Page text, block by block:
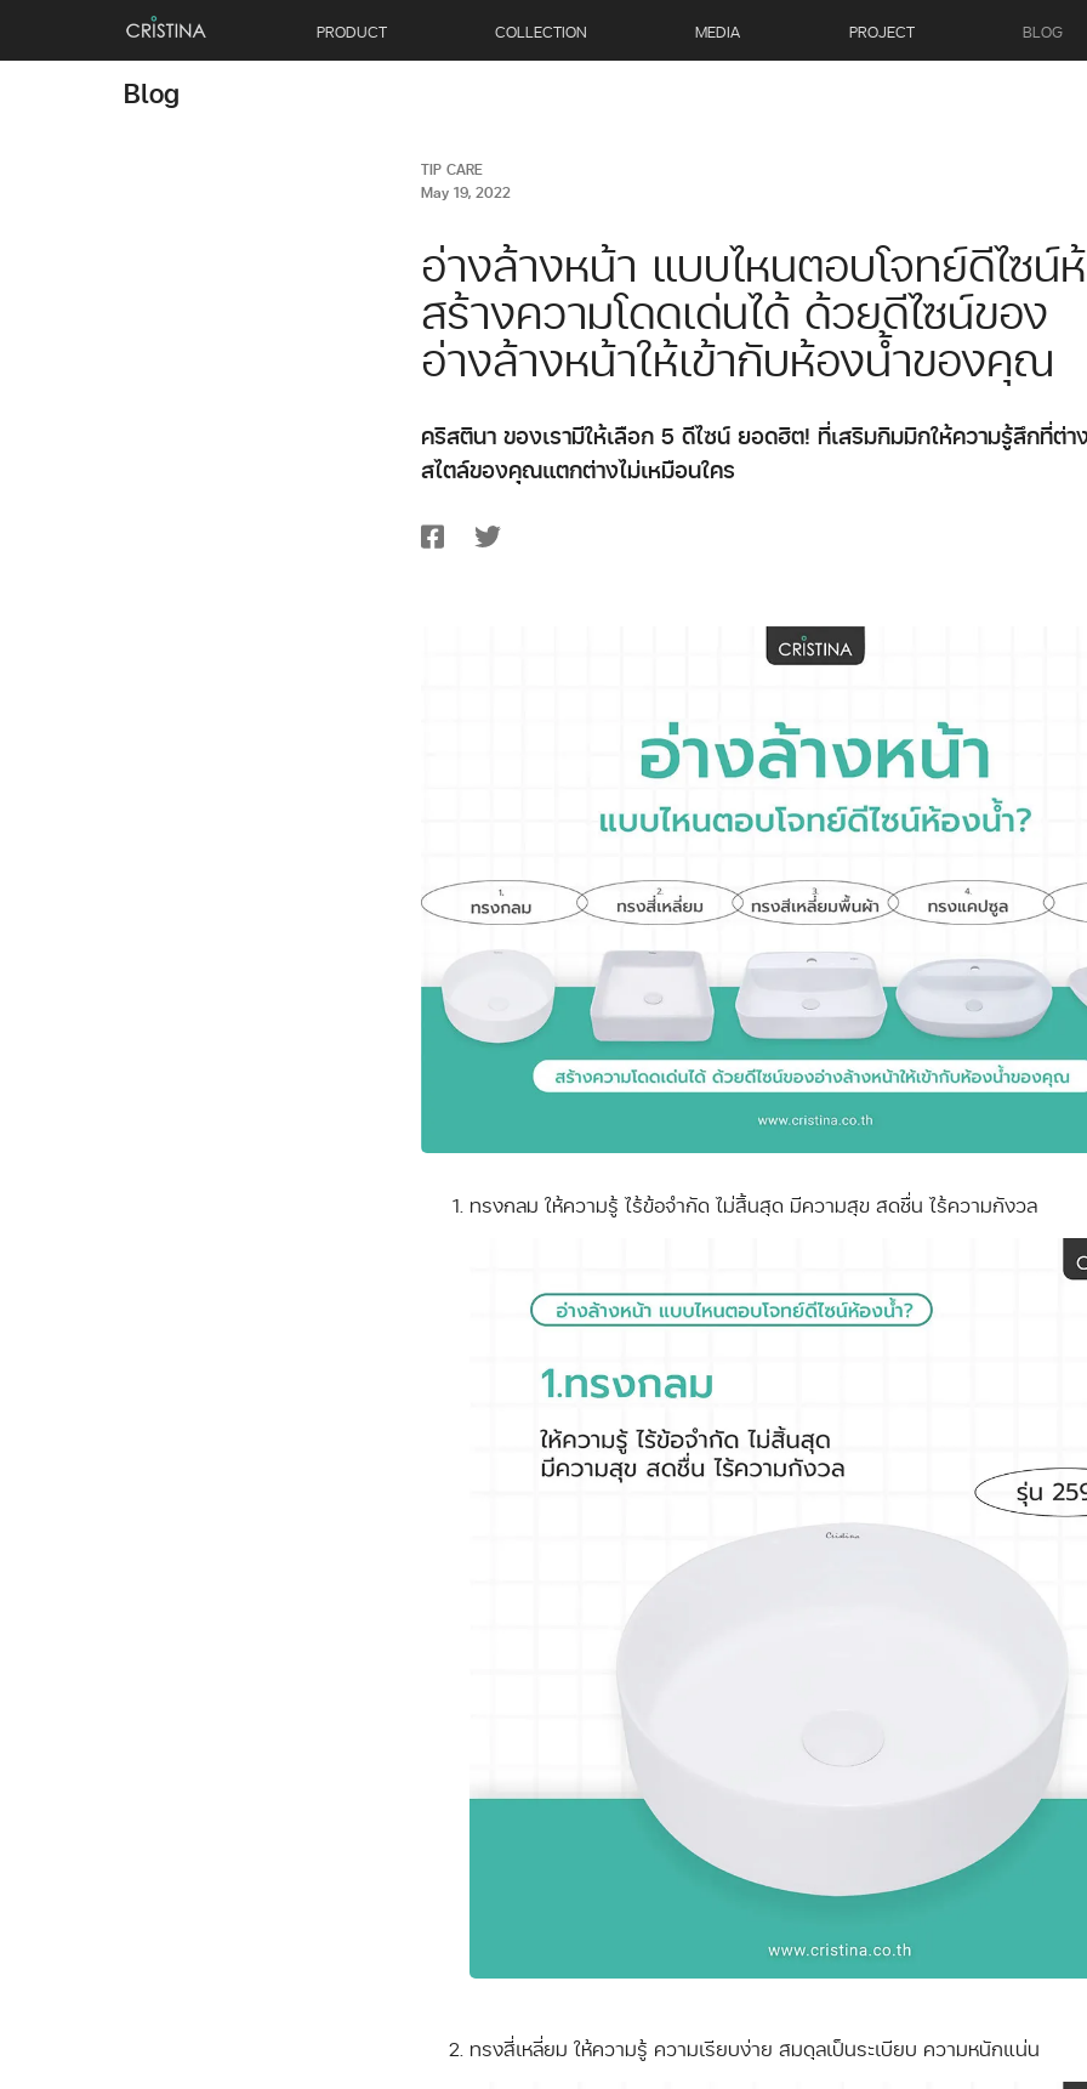
PRODUCT COLLECTION MEDIA PROJECT BLOG
Blog
TIP CARE
May 19, 2022
อ่างล้างหน้า แบบไหนตอบโจทย์ดีไซน์
สร้างความโดดเด่นได้ ด้วยดีไซน์ของ
อ่างล้างหน้าให้เข้ากับห้องน้ำของคุณ
คริสตินา ของเรามีให้เลือก 5 ดีไซน์ ยอดฮิต! ที่เสริมกิมมิกให้ความรู้สึกที่ต่า
สไตล์ของคุณแตกต่างไม่เหมือนใคร
ทรงกลม ให้ความรู้ ไร้ข้อจำกัด ไม่สิ้นสุด มีความสุข สดชื่น ไร้ความกังวล
ทรงสี่เหลี่ยม ให้ความรู้ ความเรียบง่าย สมดุลเป็นระเบียบ ความหนักแน่น